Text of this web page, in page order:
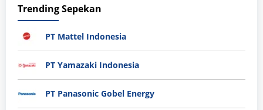
Trending Sepekan
PT Mattel Indonesia
PT Yamazaki Indonesia
PT Panasonic Gobel Energy